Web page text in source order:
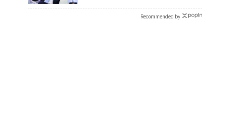
Recommended by